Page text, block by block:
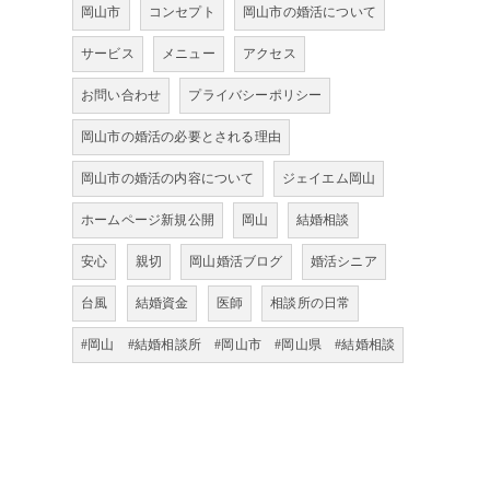
岡山市 コンセプト 岡山市の婚活について
サービス メニュー アクセス
お問い合わせ プライバシーポリシー
岡山市の婚活の必要とされる理由
岡山市の婚活の内容について ジェイエム岡山
ホームページ新規公開 岡山 結婚相談
安心 親切 岡山婚活ブログ 婚活シニア
台風 結婚資金 医師 相談所の日常
#岡山 #結婚相談所 #岡山市 #岡山県 #結婚相談